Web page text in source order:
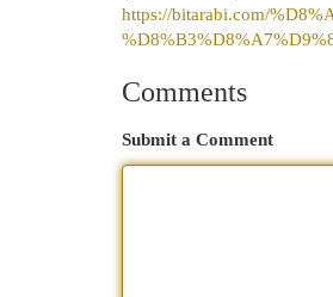
https://bitarabi.com/
Comments
Submit a Comment